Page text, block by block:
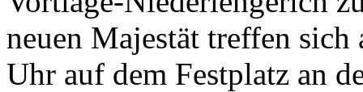
neuen Majestät treffen
Uhr auf dem Festplatz an